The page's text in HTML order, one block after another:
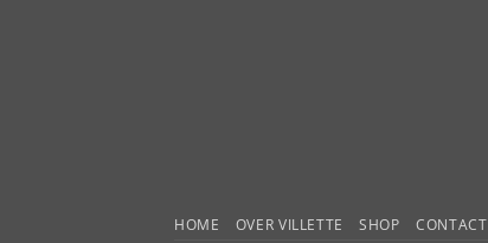
HOME OVER VILLETTE SHOP CONTACT